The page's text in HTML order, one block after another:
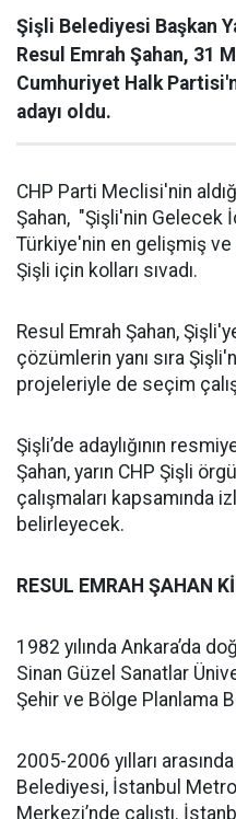
Şişli Belediyesi Başkan
Resul Emrah Şahan, 31
Cumhuriyet Halk
adayı oldu.
CHP Parti Meclisi'nin
Şahan, "Şişli'nin Gelecek
Türkiye'nin en gelişmiş
Şişli için kolları sıvadı.
Resul Emrah Şahan,
çözümlerin yanı sıra
projeleriyle de seçim
Şişli’de adaylığının
Şahan, yarın CHP Şişli
çalışmaları kapsamında
belirleyecek.
RESUL EMRAH ŞAHAN
1982 yılında Ankara’da
Sinan Güzel Sanatlar
Şehir ve Bölge Planlama
2005-2006 yılları
Belediyesi, İstanbul
Merkezi’nde çalıştı.